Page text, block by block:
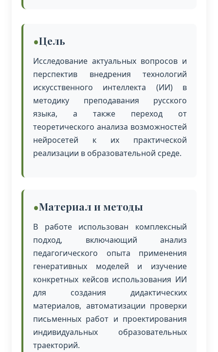
Цель
Исследование актуальных вопросов и
перспектив внедрения технологий
искусственного интеллекта (ИИ) в
методику преподавания русского
языка, а также переход от
теоретического анализа возможностей
нейросетей к их практической
реализации в образовательной среде.
Материал и методы
В работе использован комплексный
подход, включающий анализ
педагогического опыта применения
генеративных моделей и изучение
конкретных кейсов использования ИИ
для создания дидактических
материалов, автоматизации проверки
письменных работ и проектирования
индивидуальных образовательных
траекторий.